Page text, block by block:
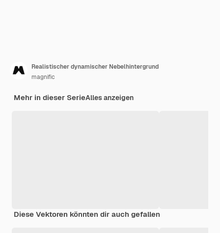
Realistischer dynamischer Nebelhintergrund
magnific
Mehr in dieser SerieAlles anzeigen
Diese Vektoren könnten dir auch gefallen